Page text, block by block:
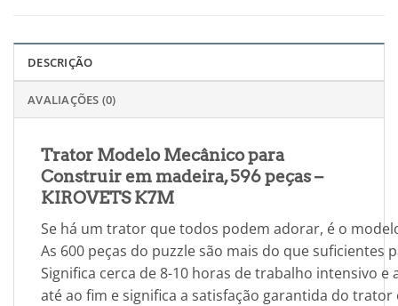
DESCRIÇÃO
AVALIAÇÕES (0)
Trator Modelo Mecânico para
Construir em madeira, 596 peças –
KIROVETS K7M
Se há um trator que todos podem adorar, é o modelo
As 600 peças do puzzle são mais do que suficientes
Significa cerca de 8-10 horas de trabalho intensivo
até ao fim e significa a satisfação garantida do